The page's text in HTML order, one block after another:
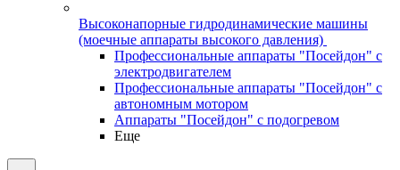
Высоконапорные гидродинамические машины
(моечные аппараты высокого давления)
Профессиональные аппараты "Посейдон" с
электродвигателем
Профессиональные аппараты "Посейдон" с
автономным мотором
Аппараты "Посейдон" с подогревом
Еще